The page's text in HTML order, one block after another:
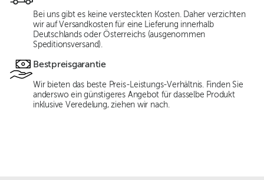
Bei uns gibt es keine versteckten Kosten. Daher verzichten
wir auf Versandkosten für eine Lieferung innerhalb
Deutschlands oder Österreichs (ausgenommen
Speditionsversand).
Bestpreisgarantie
Wir bieten das beste Preis-Leistungs-Verhältnis. Finden Sie
anderswo ein günstigeres Angebot für dasselbe Produkt
inklusive Veredelung, ziehen wir nach.